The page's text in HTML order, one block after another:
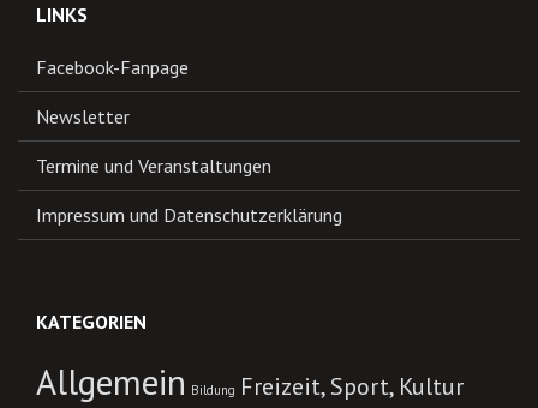
LINKS
Facebook-Fanpage
Newsletter
Termine und Veranstaltungen
Impressum und Datenschutzerklärung
KATEGORIEN
Allgemein Bildung Freizeit, Sport, Kultur